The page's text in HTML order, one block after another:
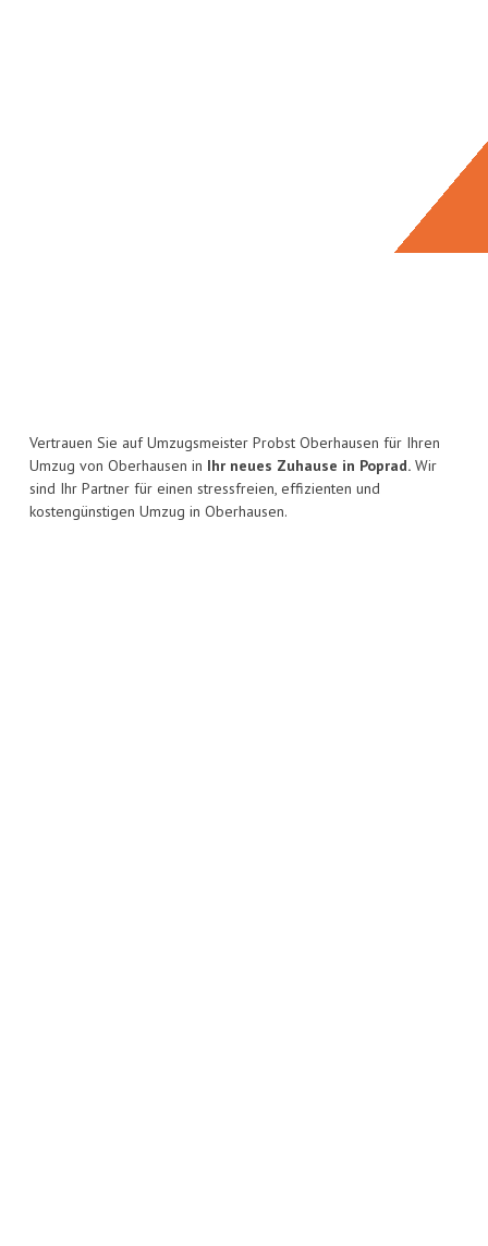
Vertrauen Sie auf Umzugsmeister Probst Oberhausen für Ihren
Umzug von Oberhausen in Ihr neues Zuhause in Poprad. Wir
sind Ihr Partner für einen stressfreien, effizienten und
kostengünstigen Umzug in Oberhausen.